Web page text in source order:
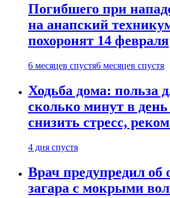
Погибшего при
на анапский
похоронят 14 февраля
6 месяцев спустя6 месяцев спустя
Ходьба дома: польза
сколько минут в
снизить стресс,
4 дня спустя
Врач предупредил об
загара с мокрыми